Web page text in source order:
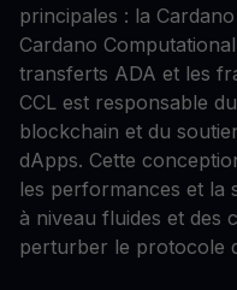
principales : la
Cardano
transferts ADA et les
CCL est responsable
blockchain et du
dApps. Cette
les performances et la
à niveau fluides et des
perturber le protocole